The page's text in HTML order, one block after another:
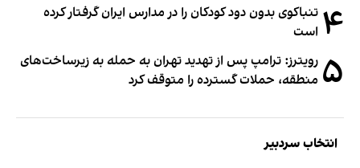
۴ تنباکوی بدون دود کودکان را در مدارس ایران گرفتار کرده
است
۵ رویترز: ترامپ پس از تهدید تهران به حمله به زیرساخت‌های
منطقه، حملات گسترده را متوقف کرد
انتخاب سردبیر